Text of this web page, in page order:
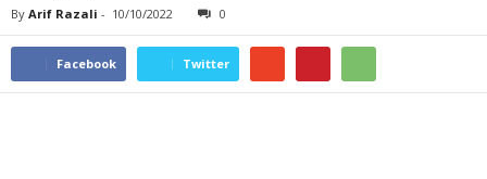
By Arif Razali - 10/10/2022 0
Facebook Twitter